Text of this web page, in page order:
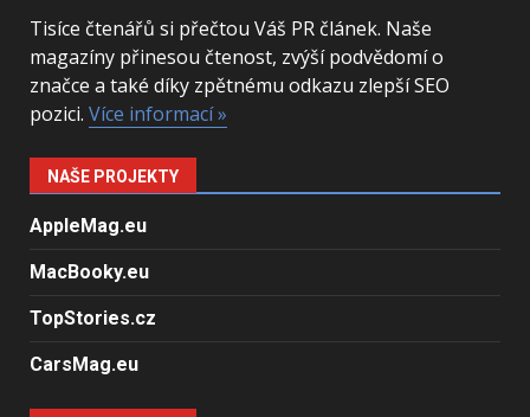
Tisíce čtenářů si přečtou Váš PR článek. Naše
magazíny přinesou čtenost, zvýší podvědomí o
značce a také díky zpětnému odkazu zlepší SEO
pozici. Více informací »
NAŠE PROJEKTY
AppleMag.eu
MacBooky.eu
TopStories.cz
CarsMag.eu